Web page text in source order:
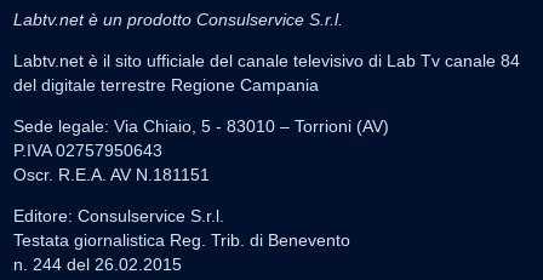
Labtv.net è un prodotto Consulservice S.r.l.
Labtv.net è il sito ufficiale del canale televisivo di Lab Tv canale 84
del digitale terrestre Regione Campania
Sede legale: Via Chiaio, 5 - 83010 – Torrioni (AV)
P.IVA 02757950643
Oscr. R.E.A. AV N.181151
Editore: Consulservice S.r.l.
Testata giornalistica Reg. Trib. di Benevento
n. 244 del 26.02.2015